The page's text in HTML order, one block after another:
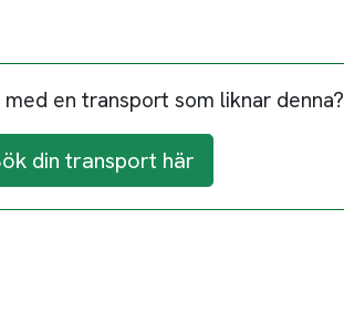
en transport som liknar denna?
din transport här